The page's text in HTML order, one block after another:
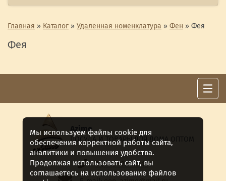
Главная » Каталог » Удаленная номенклатура » Фен » Фея
Фея
Azime
ПОСУДА И ТОВАРЫ ДЛЯ ДОМА ОПТОМ
8 (911) 922 -15-12
Мы используем файлы cookie для
обеспечения корректной работы сайта,
аналитики и повышения удобства.
Продолжая использовать сайт, вы
соглашаетесь на использование файлов